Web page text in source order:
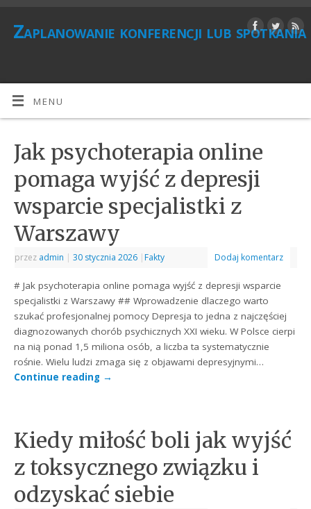
Zaplanowanie konferencji lub spotkania
MENU
Jak psychoterapia online
pomaga wyjść z depresji
wsparcie specjalistki z
Warszawy
przez admin | 30 stycznia 2026 | Fakty Dodaj komentarz
# Jak psychoterapia online pomaga wyjść z depresji wsparcie
specjalistki z Warszawy ## Wprowadzenie dlaczego warto
szukać profesjonalnej pomocy Depresja to jedna z najczęściej
diagnozowanych chorób psychicznych XXI wieku. W Polsce cierpi
na nią ponad 1,5 miliona osób, a liczba ta systematycznie
rośnie. Wielu ludzi zmaga się z objawami depresyjnymi…
Continue reading →
Kiedy miłość boli jak wyjść
z toksycznego związku i
odzyskać siebie